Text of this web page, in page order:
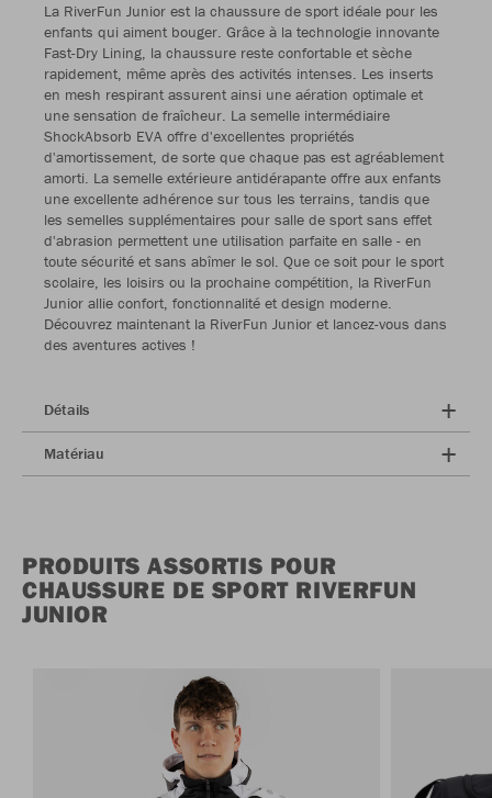
La RiverFun Junior est la chaussure de sport idéale pour les
enfants qui aiment bouger. Grâce à la technologie innovante
Fast-Dry Lining, la chaussure reste confortable et sèche
rapidement, même après des activités intenses. Les inserts
en mesh respirant assurent ainsi une aération optimale et
une sensation de fraîcheur. La semelle intermédiaire
ShockAbsorb EVA offre d'excellentes propriétés
d'amortissement, de sorte que chaque pas est agréablement
amorti. La semelle extérieure antidérapante offre aux enfants
une excellente adhérence sur tous les terrains, tandis que
les semelles supplémentaires pour salle de sport sans effet
d'abrasion permettent une utilisation parfaite en salle - en
toute sécurité et sans abîmer le sol. Que ce soit pour le sport
scolaire, les loisirs ou la prochaine compétition, la RiverFun
Junior allie confort, fonctionnalité et design moderne.
Découvrez maintenant la RiverFun Junior et lancez-vous dans
des aventures actives !
Détails
Matériau
PRODUITS ASSORTIS POUR
CHAUSSURE DE SPORT RIVERFUN
JUNIOR